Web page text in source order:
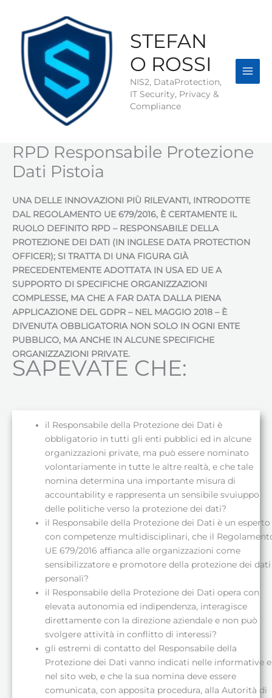
contenuto
STEFAN
O ROSSI
NIS2, DataProtection,
IT Security, Privacy &
Compliance
RPD Responsabile Protezione
Dati Pistoia
UNA DELLE INNOVAZIONI PIÙ RILEVANTI, INTRODOTTE
DAL REGOLAMENTO UE 679/2016, È CERTAMENTE IL
RUOLO DEFINITO RPD – RESPONSABILE DELLA
PROTEZIONE DEI DATI (IN INGLESE DATA PROTECTION
OFFICER); SI TRATTA DI UNA FIGURA GIÀ
PRECEDENTEMENTE ADOTTATA IN USA ED UE A
SUPPORTO DI SPECIFICHE ORGANIZZAZIONI
COMPLESSE, MA CHE A FAR DATA DALLA PIENA
APPLICAZIONE DEL GDPR – NEL MAGGIO 2018 – È
DIVENUTA OBBLIGATORIA NON SOLO IN OGNI ENTE
PUBBLICO, MA ANCHE IN ALCUNE SPECIFICHE
ORGANIZZAZIONI PRIVATE.
SAPEVATE CHE:
il Responsabile della Protezione dei Dati è
obbligatorio in tutti gli enti pubblici ed in alcune
organizzazioni private, ma può essere nominato
volontariamente in tutte le altre realtà, e che tale
nomina determina una importante misura di
accountability e rappresenta un sensibile svuiuppo
delle politiche verso la protezione dei dati?
il Responsabile della Protezione dei Dati è un esperto
con competenze multidisciplinari, che il
UE 679/2016 affianca alle organizzazioni come
sensibilizzatore e promotore della protezione dei dati
personali?
il Responsabile della Protezione dei Dati opera con
elevata autonomia ed indipendenza, interagisce
direttamente con la direzione aziendale e non può
svolgere attività in conflitto di interessi?
gli estremi di contatto del Responsabile della
Protezione dei Dati vanno indicati nelle informative e
nel sito web, e che la sua nomina deve essere
comunicata, con apposita procedura, alla Autorità di